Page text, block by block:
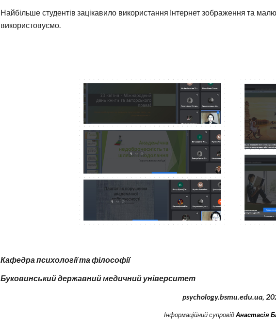
Найбільше студентів зацікавило використання Інтернет зображення та
використовуємо.
Кафедра психології та філософії
Буковинський державний медичний університет
psychology.bsmu.edu.ua, 2
Інформаційний супровід Анастасія